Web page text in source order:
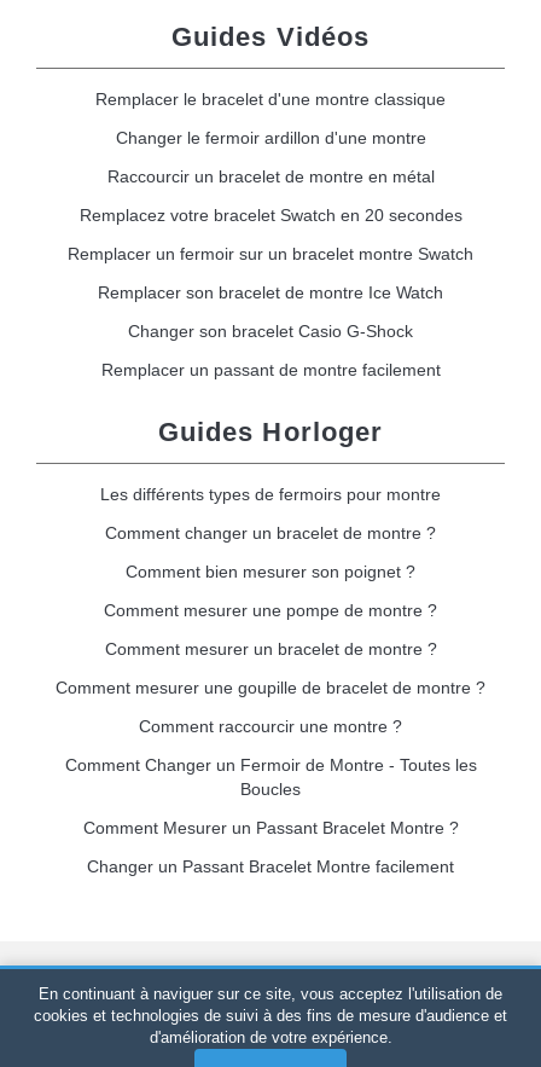
Guides Vidéos
Remplacer le bracelet d'une montre classique
Changer le fermoir ardillon d'une montre
Raccourcir un bracelet de montre en métal
Remplacez votre bracelet Swatch en 20 secondes
Remplacer un fermoir sur un bracelet montre Swatch
Remplacer son bracelet de montre Ice Watch
Changer son bracelet Casio G-Shock
Remplacer un passant de montre facilement
Guides Horloger
Les différents types de fermoirs pour montre
Comment changer un bracelet de montre ?
Comment bien mesurer son poignet ?
Comment mesurer une pompe de montre ?
Comment mesurer un bracelet de montre ?
Comment mesurer une goupille de bracelet de montre ?
Comment raccourcir une montre ?
Comment Changer un Fermoir de Montre - Toutes les
Boucles
Comment Mesurer un Passant Bracelet Montre ?
Changer un Passant Bracelet Montre facilement
Bracelet-de-montre.com© 2026Tous droits réservés-SIRET
520 247 727 000 57 -Plateforme Juridique : BP 20075 - 31121
PORTET PDC - France Métropolitaine-Vente en ligne
En continuant à naviguer sur ce site, vous acceptez l'utilisation de
cookies et technologies de suivi à des fins de mesure d'audience et
d'amélioration de votre expérience.